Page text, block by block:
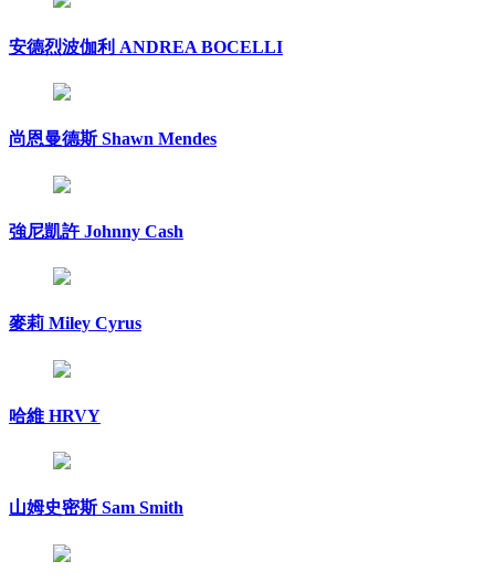
安德烈波伽利 ANDREA BOCELLI
尚恩曼德斯 Shawn Mendes
強尼凱許 Johnny Cash
麥莉 Miley Cyrus
哈維 HRVY
山姆史密斯 Sam Smith